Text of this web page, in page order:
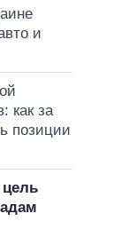
и
как за
позиции